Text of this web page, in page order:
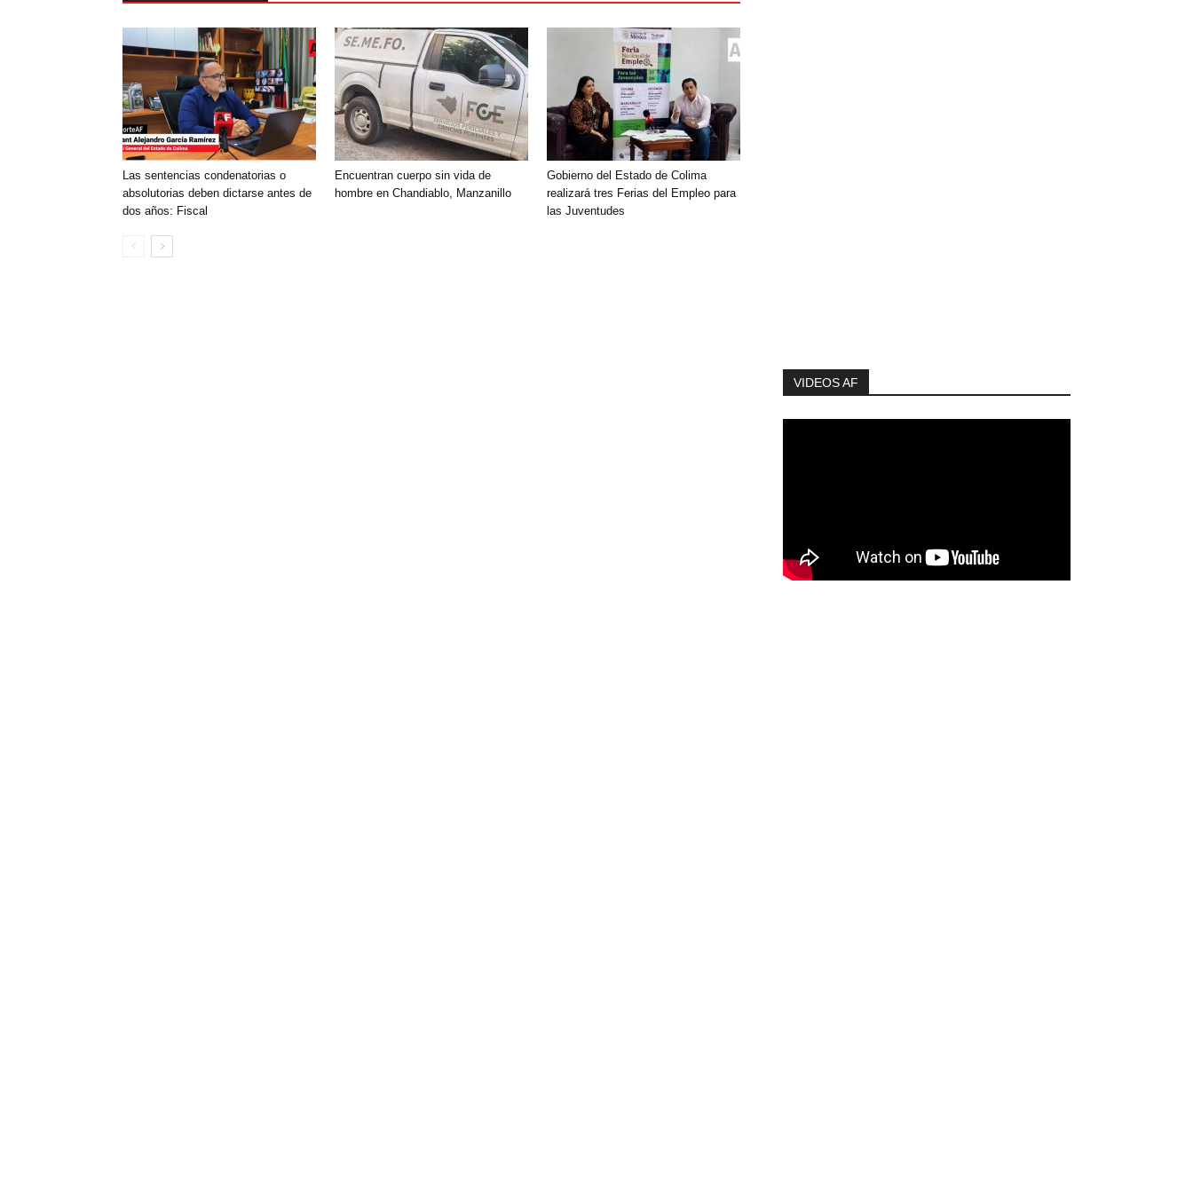
Las sentencias condenatorias o
absolutorias deben dictarse antes de
dos años: Fiscal
Encuentran cuerpo sin vida de
hombre en Chandiablo, Manzanillo
Gobierno del Estado de Colima
realizará tres Ferias del Empleo para
las Juventudes
VIDEOS AF